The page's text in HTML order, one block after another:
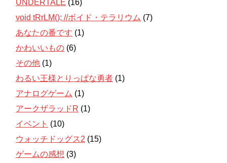
UNDERTALE (16)
void tRrLM(); //ボイド・テラリウム (7)
あなたの番です (1)
かわいいもの (6)
その他 (1)
わるい王様とりっぱな勇者 (1)
アナログゲーム (1)
アークザラッドR (1)
イベント (10)
ウォッチドッグス2 (15)
ゲームの感想 (3)